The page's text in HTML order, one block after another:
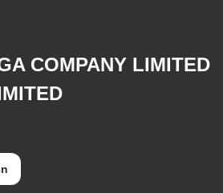
COMPANY LIMITED